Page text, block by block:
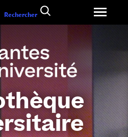
au
Rechercher